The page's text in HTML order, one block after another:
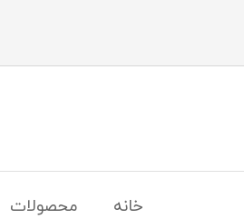
خانه محصولات